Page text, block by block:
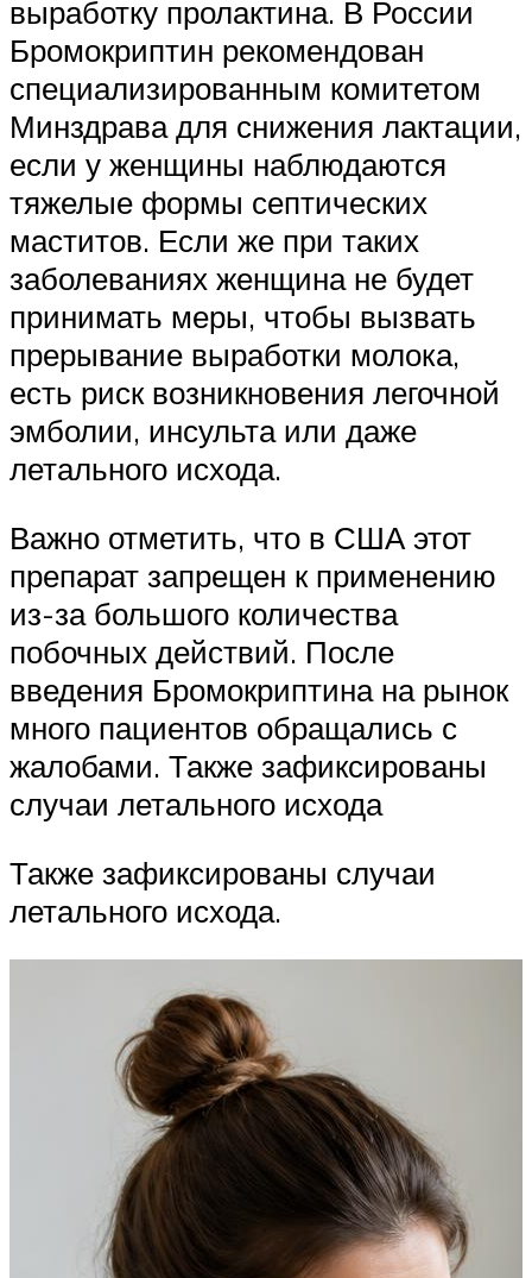
выработку пролактина. В России
Бромокриптин рекомендован
специализированным комитетом
Минздрава для снижения лактации,
если у женщины наблюдаются
тяжелые формы септических
маститов. Если же при таких
заболеваниях женщина не будет
принимать меры, чтобы вызвать
прерывание выработки молока,
есть риск возникновения легочной
эмболии, инсульта или даже
летального исхода.
Важно отметить, что в США этот
препарат запрещен к применению
из-за большого количества
побочных действий. После
введения Бромокриптина на рынок
много пациентов обращались с
жалобами. Также зафиксированы
случаи летального исхода
Также зафиксированы случаи
летального исхода.